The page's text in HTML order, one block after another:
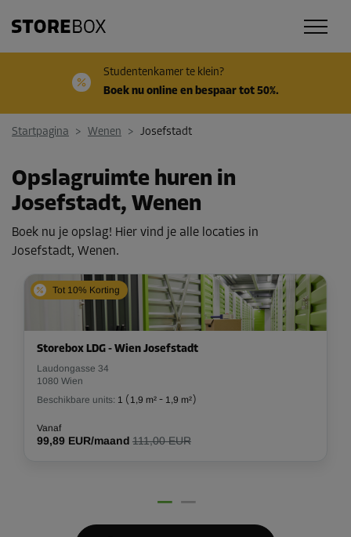
Studentenkamer te klein?
Boek nu online en bespaar tot 50%.
Startpagina > Wenen > Josefstadt
Opslagruimte huren in
Josefstadt, Wenen
Boek nu je opslag! Hier vind je alle locaties in
Josefstadt, Wenen.
Tot 10% Korting
Storebox LDG - Wien Josefstadt
Laudongasse 34
1080 Wien
Beschikbare units: 1 ( 1,9 m² - 1,9 m²)
Vanaf
99,89 EUR/maand 111,00 EUR